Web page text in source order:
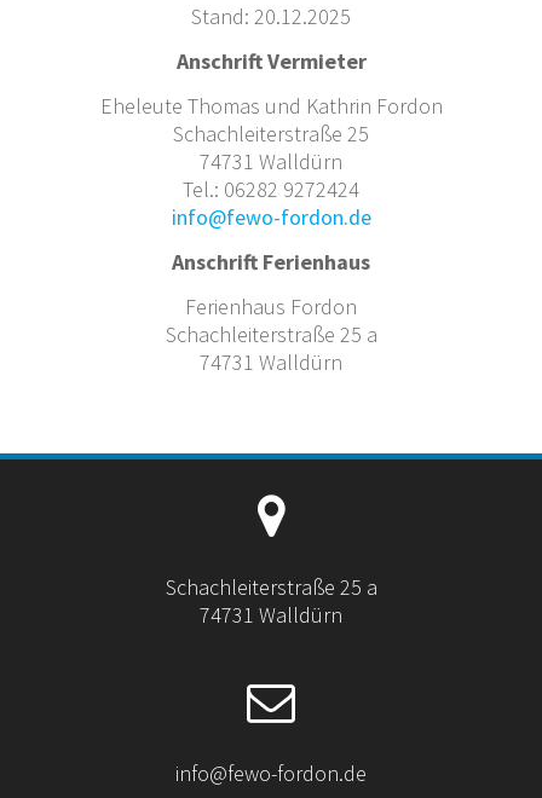
Stand: 20.12.2025
Anschrift Vermieter
Eheleute Thomas und Kathrin Fordon
Schachleiterstraße 25
74731 Walldürn
Tel.: 06282 9272424
info@fewo-fordon.de
Anschrift Ferienhaus
Ferienhaus Fordon
Schachleiterstraße 25 a
74731 Walldürn
Schachleiterstraße 25 a
74731 Walldürn
info@fewo-fordon.de